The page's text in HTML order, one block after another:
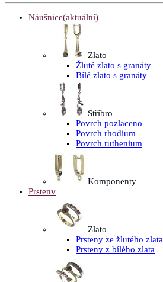
Náušnice(aktuální)
Zlato
Žluté zlato s granáty
Bílé zlato s granáty
Stříbro
Povrch pozlaceno
Povrch rhodium
Povrch ruthenium
Komponenty
Prsteny
Zlato
Prsteny ze žlutého zlata
Prsteny z bílého zlata